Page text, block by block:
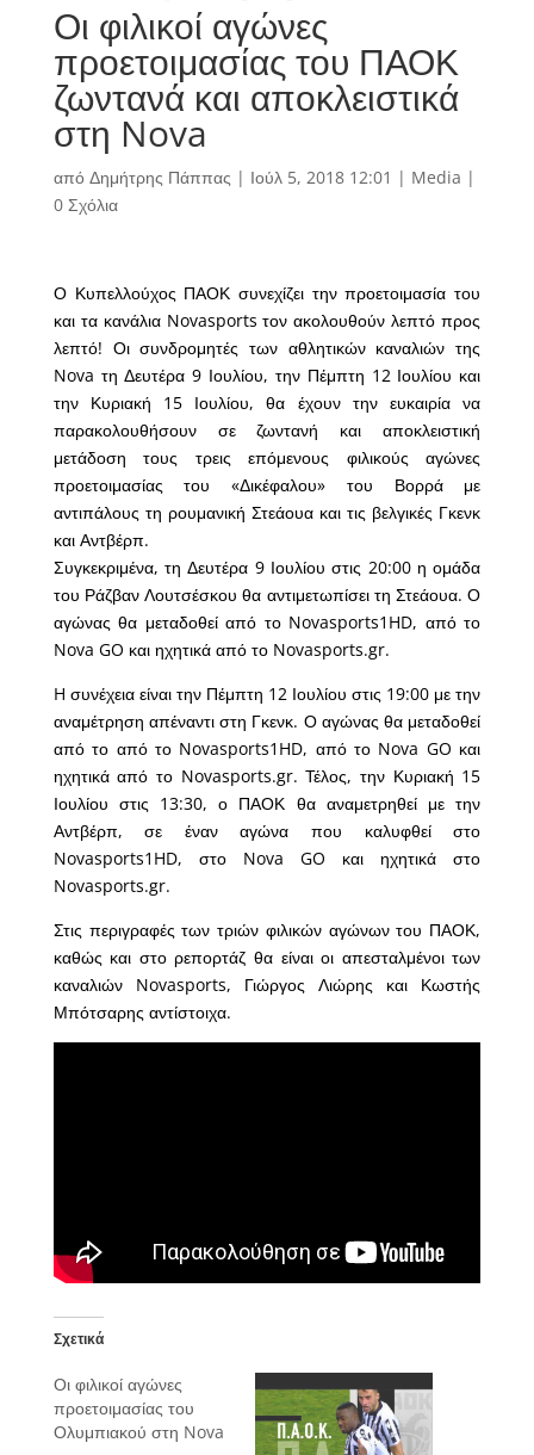
Οι φιλικοί αγώνες
προετοιμασίας του ΠΑΟΚ
ζωντανά και αποκλειστικά
στη Nova
από Δημήτρης Πάππας | Ιούλ 5, 2018 12:01 | Media |
0 Σχόλια
Ο Κυπελλούχος ΠΑΟΚ συνεχίζει την προετοιμασία του
και τα κανάλια Novasports τον ακολουθούν λεπτό προς
λεπτό! Οι συνδρομητές των αθλητικών καναλιών της
Nova τη Δευτέρα 9 Ιουλίου, την Πέμπτη 12 Ιουλίου και
την Κυριακή 15 Ιουλίου, θα έχουν την ευκαιρία να
παρακολουθήσουν σε ζωντανή και αποκλειστική
μετάδοση τους τρεις επόμενους φιλικούς αγώνες
προετοιμασίας του «Δικέφαλου» του Βορρά με
αντιπάλους τη ρουμανική Στεάουα και τις βελγικές Γκενκ
και Αντβέρπ.
Συγκεκριμένα, τη Δευτέρα 9 Ιουλίου στις 20:00 η ομάδα
του Ράζβαν Λουτσέσκου θα αντιμετωπίσει τη Στεάουα. Ο
αγώνας θα μεταδοθεί από το Novasports1HD, από το
Nova GO και ηχητικά από το Novasports.gr.
H συνέχεια είναι την Πέμπτη 12 Ιουλίου στις 19:00 με την
αναμέτρηση απέναντι στη Γκενκ. Ο αγώνας θα μεταδοθεί
από το από το Novasports1HD, από το Nova GO και
ηχητικά από το Novasports.gr. Τέλος, την Κυριακή 15
Ιουλίου στις 13:30, ο ΠΑΟΚ θα αναμετρηθεί με την
Αντβέρπ, σε έναν αγώνα που καλυφθεί στο
Novasports1HD, στο Nova GO και ηχητικά στο
Novasports.gr.
Στις περιγραφές των τριών φιλικών αγώνων του ΠΑΟΚ,
καθώς και στο ρεπορτάζ θα είναι οι απεσταλμένοι των
καναλιών Novasports, Γιώργος Λιώρης και Κωστής
Μπότσαρης αντίστοιχα.
Σχετικά
Οι φιλικοί αγώνες
προετοιμασίας του
Ολυμπιακού στη Nova